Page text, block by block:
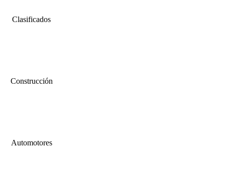
Clasificados
Construcción
Automotores